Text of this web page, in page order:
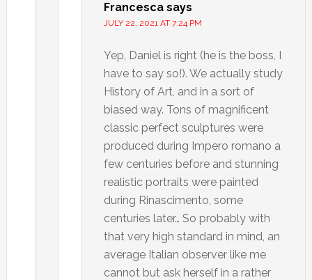
Francesca says
JULY 22, 2021 AT 7:24 PM
Yep, Daniel is right (he is the boss, I
have to say so!). We actually study
History of Art, and in a sort of
biased way. Tons of magnificent
classic perfect sculptures were
produced during Impero romano a
few centuries before and stunning
realistic portraits were painted
during Rinascimento, some
centuries later… So probably with
that very high standard in mind, an
average Italian observer like me
cannot but ask herself in a rather